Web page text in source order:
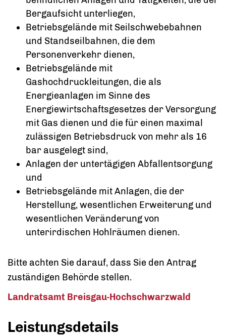
Bergaufsicht unterliegen,
Betriebsgelände mit Seilschwebebahnen
und Standseilbahnen, die dem
Personenverkehr dienen,
Betriebsgelände mit
Gashochdruckleitungen, die als
Energieanlagen im Sinne des
Energiewirtschaftsgesetzes der Versorgung
mit Gas dienen und die für einen maximal
zulässigen Betriebsdruck von mehr als 16
bar ausgelegt sind,
Anlagen der untertägigen Abfallentsorgung
und
Betriebsgelände mit Anlagen, die der
Herstellung, wesentlichen Erweiterung und
wesentlichen Veränderung von
unterirdischen Hohlräumen dienen.
Bitte achten Sie darauf, dass Sie den Antrag
zuständigen Behörde stellen.
Landratsamt Breisgau-Hochschwarzwald
Leistungsdetails